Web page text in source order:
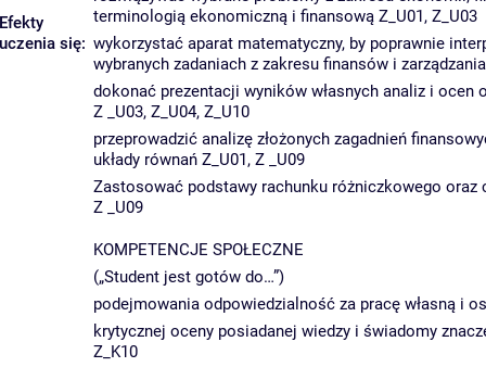
Efekty
uczenia się:
terminologią ekonomiczną i finansową Z_U01, Z_U03
wykorzystać aparat matematyczny, by poprawnie
wybranych zadaniach z zakresu finansów i
dokonać prezentacji wyników własnych analiz i
Z _U03, Z_U04, Z_U10
przeprowadzić analizę złożonych zagadnień
układy równań Z_U01, Z _U09
Zastosować podstawy rachunku różniczkowego oraz
Z _U09
KOMPETENCJE SPOŁECZNE
(„Student jest gotów do…”)
podejmowania odpowiedzialność za pracę własną i
krytycznej oceny posiadanej wiedzy i świadomy
Z_K10